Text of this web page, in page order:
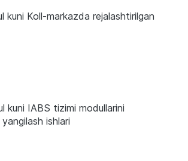
kuni Koll-markazda rejalashtirilgan
kuni IABS tizimi modullarini
ishlari